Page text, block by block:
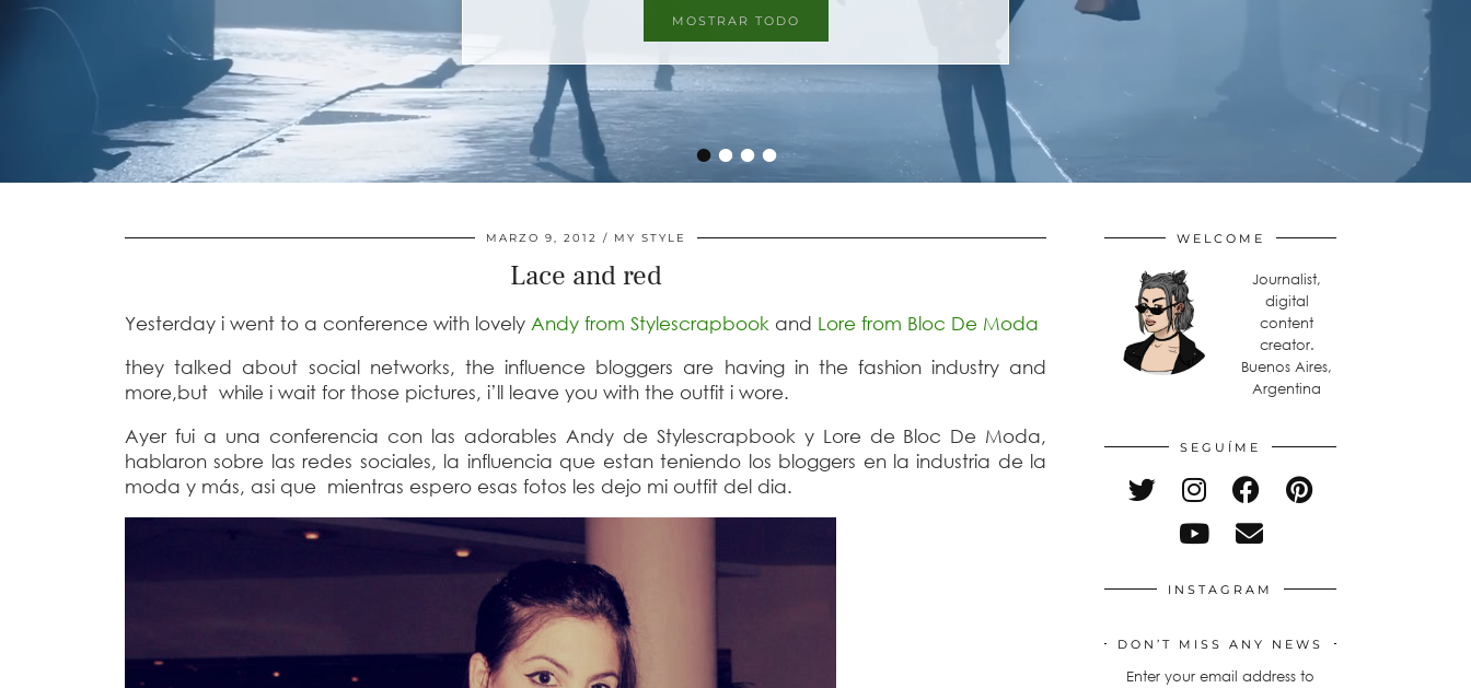
••••
MOSTRAR TODO
MOSTRAR TODO
MARZO 9, 2012 MY STYLE
Lace and red
Yesterday i went to a conference with lovely Andy from Stylescrapbook and Lore from Bloc De Moda
they talked about social networks, the influence bloggers are having in the fashion industry and
more,but while i wait for those pictures, i’ll leave you with the outfit i wore.
Ayer fui a una conferencia con las adorables Andy de Stylescrapbook y Lore de Bloc De Moda,
hablaron sobre las redes sociales, la influencia que estan teniendo los bloggers en la industria de la
moda y más, asi que mientras espero esas fotos les dejo mi outfit del dia.
WELCOME
Journalist,
digital
content
creator.
Buenos Aires,
Argentina
SEGUÍME
INSTAGRAM
DON’T MISS ANY NEWS
Enter your email address to